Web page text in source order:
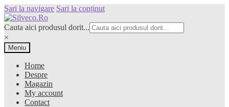
Sari la navigare Sari la conținut
Cauta aici produsul dorit...
×
Meniu
Home
Despre
Magazin
My account
Contact